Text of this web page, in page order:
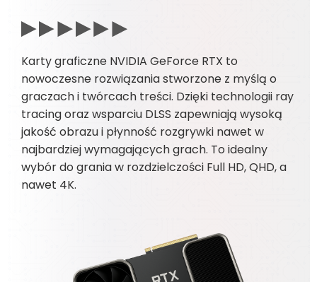
Karty graficzne NVIDIA GeForce RTX to
nowoczesne rozwiązania stworzone z myślą o
graczach i twórcach treści. Dzięki technologii ray
tracing oraz wsparciu DLSS zapewniają wysoką
jakość obrazu i płynność rozgrywki nawet w
najbardziej wymagających grach. To idealny
wybór do grania w rozdzielczości Full HD, QHD, a
nawet 4K.